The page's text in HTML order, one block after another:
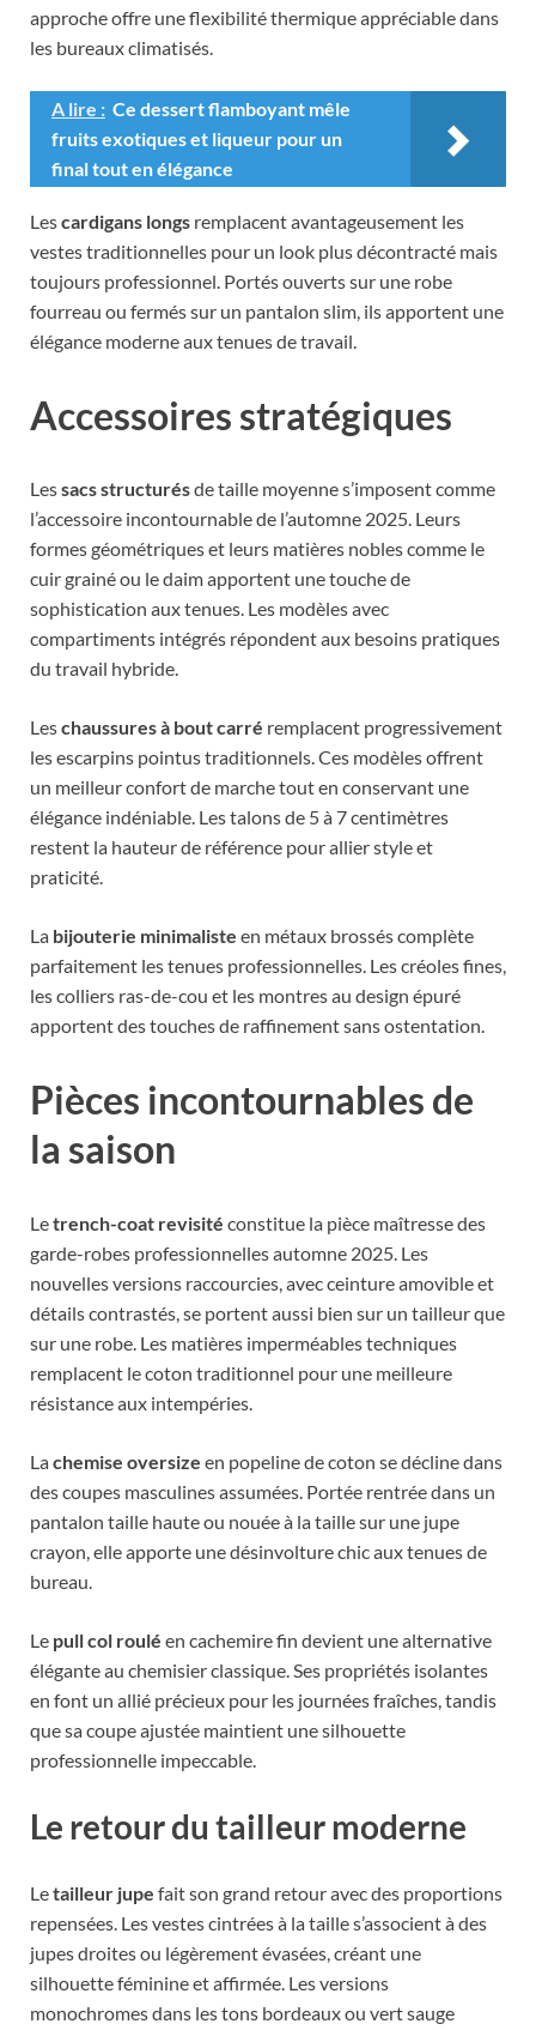
approche offre une flexibilité thermique appréciable dans
les bureaux climatisés.
A lire : Ce dessert flamboyant mêle
fruits exotiques et liqueur pour un
final tout en élégance
Lescardigans longs remplacent avantageusement les
vestes traditionnelles pour un look plus décontracté mais
toujours professionnel. Portés ouverts sur une robe
fourreau ou fermés sur un pantalon slim, ils apportent une
élégance moderne aux tenues de travail.
Accessoires stratégiques
Lessacs structurésde taille moyenne s’imposent comme
l’accessoire incontournable de l’automne 2025. Leurs
formes géométriques et leurs matières nobles comme le
cuir grainé ou le daim apportent une touche de
sophistication aux tenues. Les modèles avec
compartiments intégrés répondent aux besoins pratiques
du travail hybride.
Leschaussures à bout carré remplacent progressivement
les escarpins pointus traditionnels. Ces modèles offrent
un meilleur confort de marche tout en conservant une
élégance indéniable. Les talons de 5 à 7 centimètres
restent la hauteur de référence pour allier style et
praticité.
La bijouterie minimaliste en métaux brossés complète
parfaitement les tenues professionnelles. Les créoles fines,
les colliers ras-de-cou et les montres au design épuré
apportent des touches de raffinement sans ostentation.
Pièces incontournables de
la saison
Letrench-coat revisité constitue la pièce maîtresse des
garde-robes professionnelles automne 2025. Les
nouvelles versions raccourcies, avec ceinture amovible et
détails contrastés, se portent aussi bien sur un tailleur que
sur une robe. Les matières imperméables techniques
remplacent le coton traditionnel pour une meilleure
résistance aux intempéries.
Lachemise oversize en popeline de coton se décline dans
des coupes masculines assumées. Portée rentrée dans un
pantalon taille haute ou nouée à la taille sur une jupe
crayon, elle apporte une désinvolture chic aux tenues de
bureau.
Le pull col roulé en cachemire fin devient une alternative
élégante au chemisier classique. Ses propriétés isolantes
en font un allié précieux pour les journées fraîches, tandis
que sa coupe ajustée maintient une silhouette
professionnelle impeccable.
Le retour du tailleur moderne
Letailleur jupe fait son grand retour avec des proportions
repensées. Les vestes cintrées à la taille s’associent à des
jupes droites ou légèrement évasées, créant une
silhouette féminine et affirmée. Les versions
monochromes dans les tons bordeaux ou vert sauge